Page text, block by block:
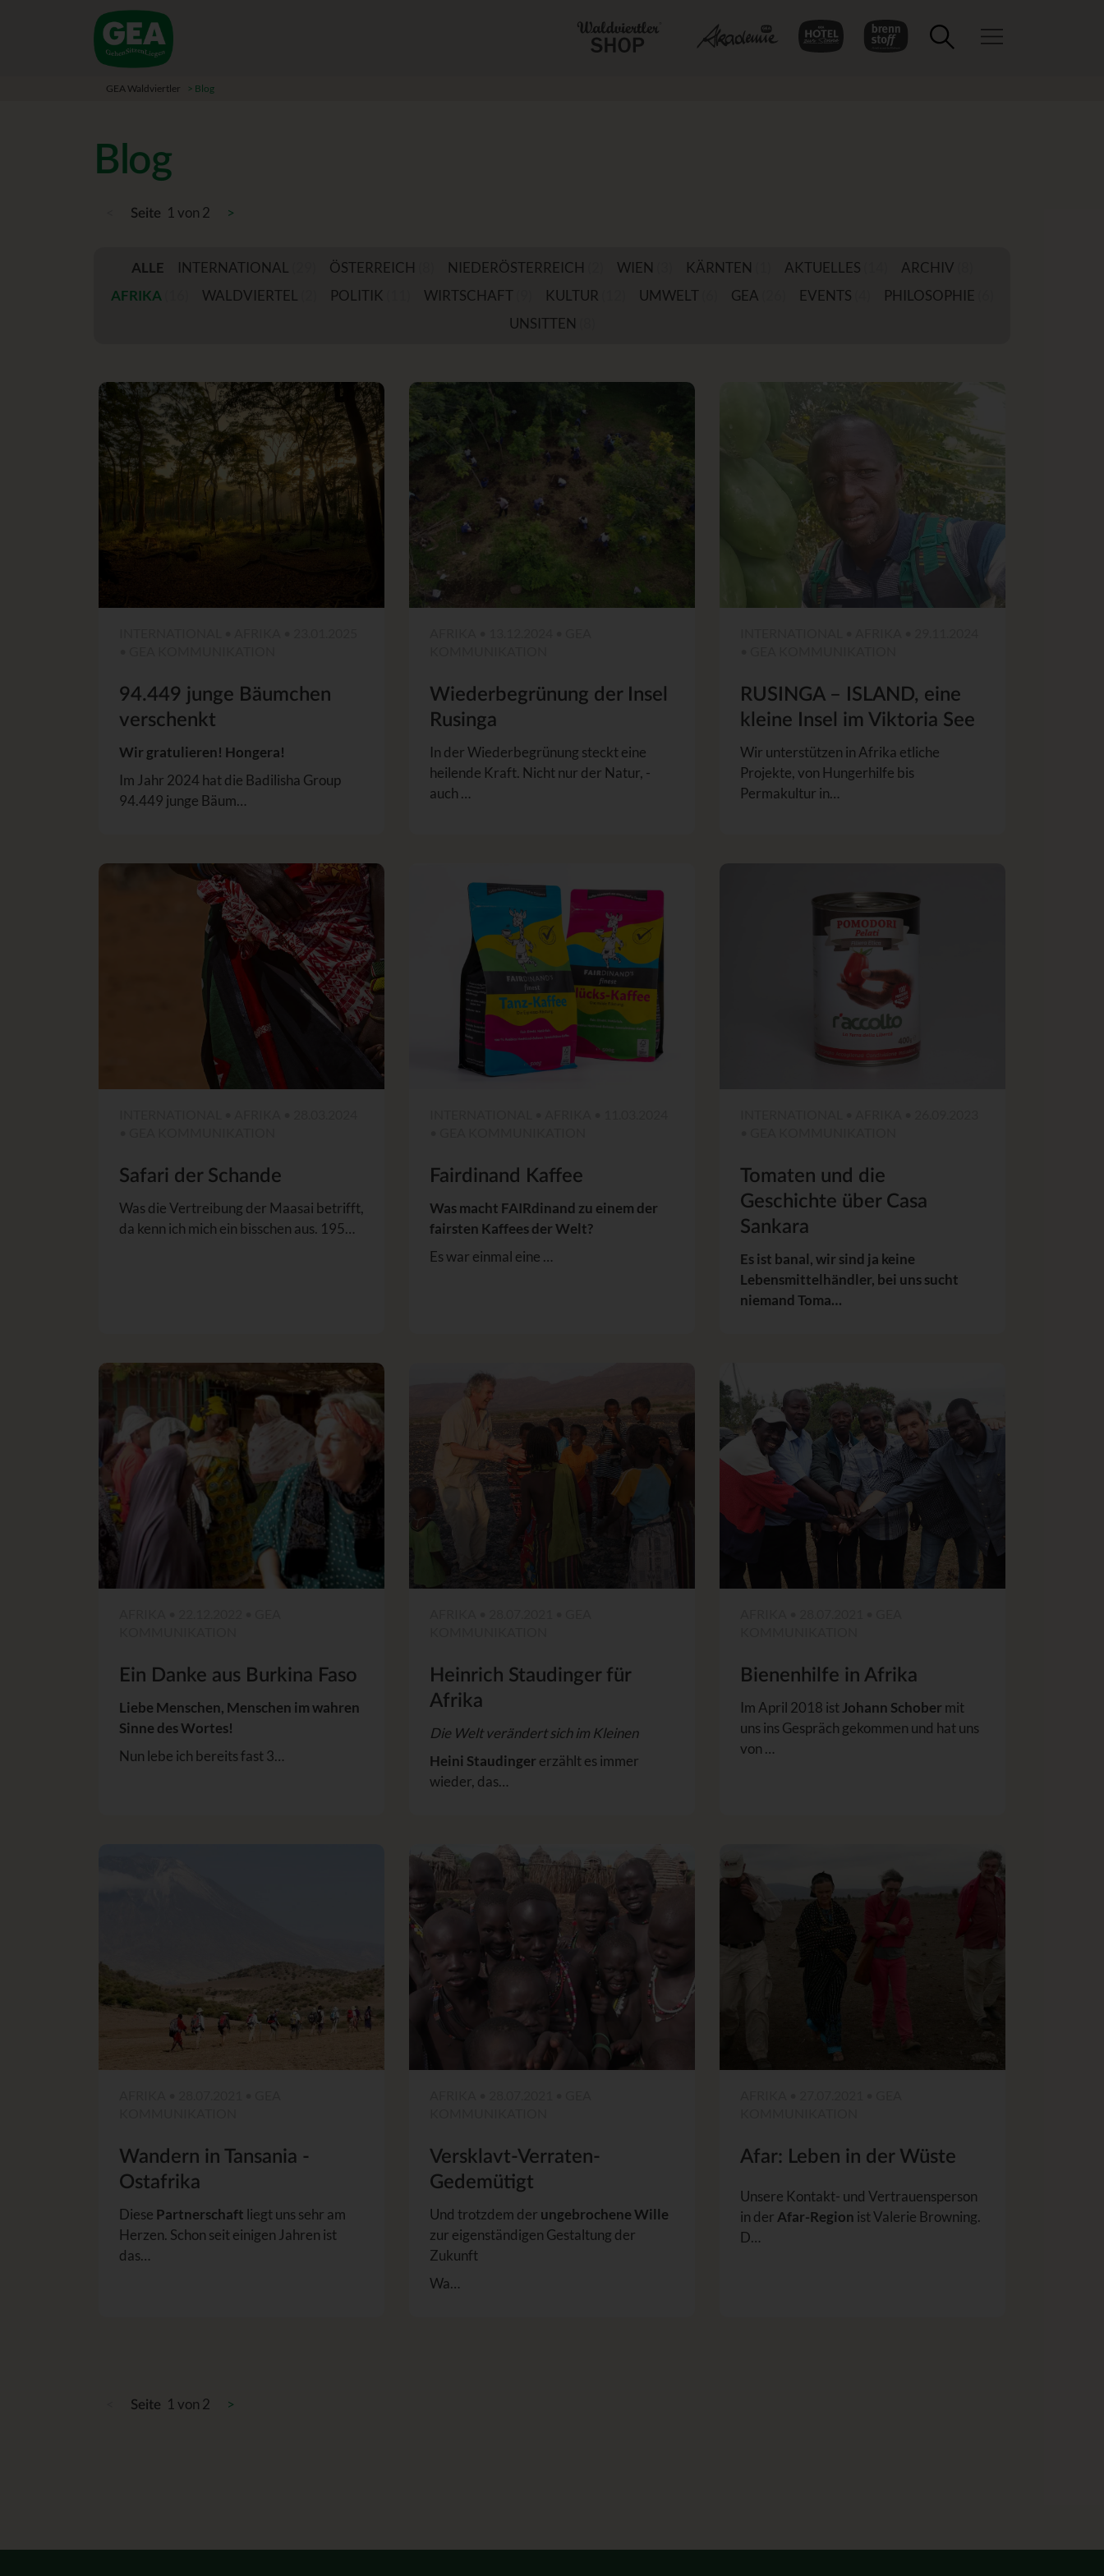
Toggle navigation
GEA Waldviertler > Blog
Blog
Seite 1 von 2 >
ALLE INTERNATIONAL ÖSTERREICH NIEDERÖSTERREICH WIEN KÄRNTEN AKTUELLES ARCHIV
AFRIKA
WALDVIERTEL POLITIK WIRTSCHAFT(9) KULTUR UMWELT(6) GEA EVENTS PHILOSOPHIE
UNSITTEN
94.449 junge Bäumchen
verschenkt
Wir gratulieren! Hongera!
Im Jahr 2024 hat die Badilisha Group
94.449 junge Bäum…
Wiederbegrünung der Insel
Rusinga
In der Wiederbegrünung steckt eine
heilende Kraft. Nicht nur der Natur, -
auch …
RUSINGA – ISLAND, eine
kleine Insel im Viktoria See
Wir unterstützen in Afrika etliche
Projekte, von Hungerhilfe bis
Permakultur in…
Safari der Schande
Was die Vertreibung der Maasai betrifft,
da kenn ich mich ein bisschen aus. 195…
Fairdinand Kaffee
Was macht FAIRdinand zu einem der
fairsten Kaffees der Welt?
Es war einmal eine …
Tomaten und die
Geschichte über Casa
Sankara
Es ist banal, wir sind ja keine
Lebensmittelhändler, bei uns sucht
niemand Toma…
Ein Danke aus Burkina Faso
Liebe Menschen, Menschen im wahren
Sinne des Wortes!
Nun lebe ich bereits fast 3…
Heinrich Staudinger für
Afrika
Die Welt verändert sich im Kleinen
Heini Staudinger erzählt es immer
wieder, das…
Bienenhilfe in Afrika
Im April 2018 istJohann Schober mit
uns ins Gespräch gekommen und hat uns
von …
Wandern in Tansania -
Ostafrika
Diese Partnerschaft liegt uns sehr am
Herzen. Schon seit einigen Jahren ist
das…
Versklavt-Verraten-
Gedemütigt
Und trotzdem der ungebrochene Wille
zur eigenständigen Gestaltung der
Zukunft
Wa…
Afar: Leben in der Wüste
Unsere Kontakt- und Vertrauensperson
in der Afar-Region ist Valerie Browning.
D…
Seite 1 von 2 >